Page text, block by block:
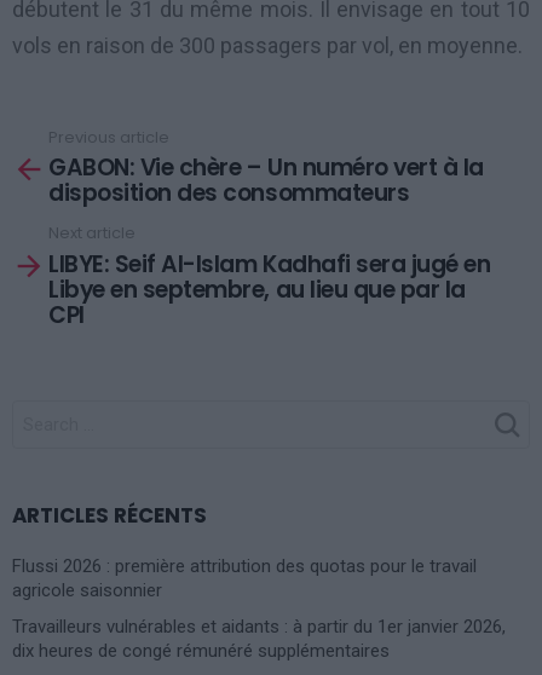
débutent le 31 du même mois. Il envisage en tout 10
vols en raison de 300 passagers par vol, en moyenne.
more
Previous article
GABON: Vie chère – Un numéro vert à la
disposition des consommateurs
Next article
LIBYE: Seif Al-Islam Kadhafi sera jugé en
Libye en septembre, au lieu que par la
CPI
ARTICLES RÉCENTS
Flussi 2026 : première attribution des quotas pour le travail
agricole saisonnier
Travailleurs vulnérables et aidants : à partir du 1er janvier 2026,
dix heures de congé rémunéré supplémentaires